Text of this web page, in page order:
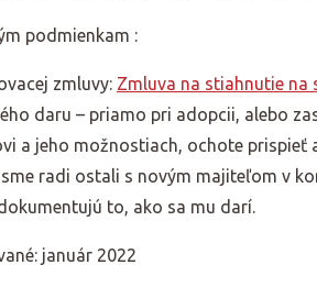
podmienkam :
zmluvy: Zmluva na stiahnutie na
daru – priamo pri adopcii, alebo
a jeho možnostiach, ochote prispieť
sme radi ostali s novým majiteľom v
to, ako sa mu darí.
január 2022